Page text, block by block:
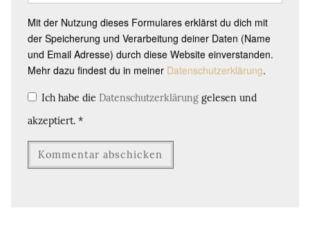
Mit der Nutzung dieses Formulares erklärst du dich mit
der Speicherung und Verarbeitung deiner Daten (Name
und Email Adresse) durch diese Website einverstanden.
Mehr dazu findest du in meiner Datenschutzerklärung.
Ich habe die Datenschutzerklärung gelesen und
akzeptiert. *